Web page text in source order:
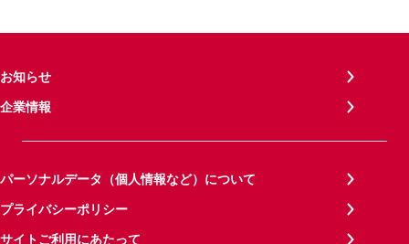
お知らせ
企業情報
パーソナルデータ（個人情報など）について
プライバシーポリシー
サイトご利用にあたって